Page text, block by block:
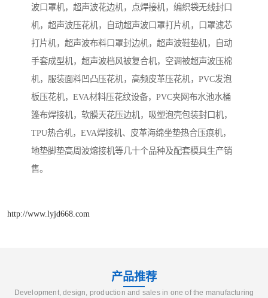
波口罩机，超声波花边机，点焊接机，编织袋无线封口
机，超声波压花机，自动超声波口罩打片机，口罩滤芯
打片机，超声波布料口罩封边机，超声波鞋垫机，自动
手套成型机，超声波档风被复合机，空调被超声波压棉
机，服装面料凹凸压花机，高频皮革压花机，PVC发泡
板压花机，EVA材料压花纹设备，PVC夹网布水池水桶
篷布焊接机，软膜天花压边机，吸塑泡壳包装封口机，
TPU热合机，EVA焊接机、皮革海绵坐垫热合压痕机，
地垫脚垫高周波熔接机等几十个品种及配套模具生产销
售。
http://www.lyjd668.com
产品推荐
Development, design, production and sales in one of the manufacturing